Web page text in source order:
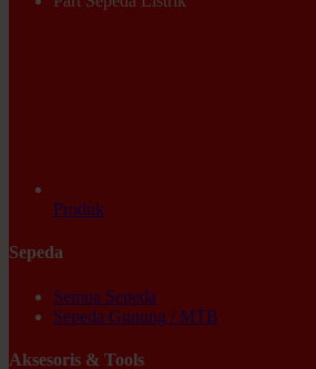
Produk
Sepeda
Semua Sepeda
Sepeda Gunung / MTB
Aksesoris & Tools